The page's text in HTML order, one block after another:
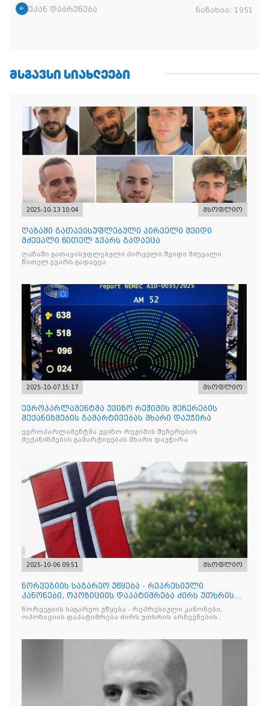
უკან დაბრუნება ნანახია: 1951
ᲛᲡᲒᲐᲕᲡᲘ ᲡᲘᲐᲮᲚᲔᲔᲑᲘ
2025-10-13 10:04 მსოფლიო
ღაზაში გათავისუფლებული პირველი შვიდი
მძევალი წითელ ჯვარს გადაეცა
ღაზაში გათავისუფლებული პირველი შვიდი მძევალი
წითელ ჯვარს გადაეცა
2025-10-07 15:17 მსოფლიო
ევროპარლამენტმა უვიზო რეჟიმის შეჩერების
მექანიზმების გამარტივებას მხარი დაუჭირა
ევროპარლამენტმა უვიზო რეჟიმის შეჩერების
მექანიზმების გამარტივებას მხარი დაუჭირა
2025-10-06 09:51 მსოფლიო
ნორვეგიის საგარეო უწყება - რეპრესიული
კანონები, ოპოზიციის დაპატიმრება ძირს უთხრის
არჩევნების ნდობას
ნორვეგიის საგარეო უწყება - რეპრესიული კანონები,
ოპოზიციის დაპატიმრება ძირს უთხრის არჩევნების